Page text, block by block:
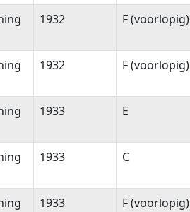
1932 F (voorlopig)
1932 F (voorlopig)
1933 E
1933 C
1933 F (voorlopig)